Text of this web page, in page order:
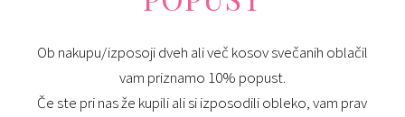
Ob nakupu/izposoji dveh ali več kosov svečanih oblačil
vam priznamo 10% popust.
Če ste pri nas že kupili ali si izposodili obleko, vam prav